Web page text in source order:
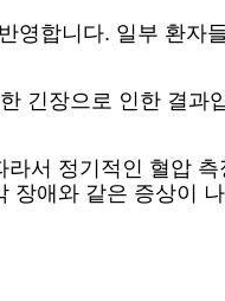
영합니다. 일부 환자
긴장으로 인한 결과
서 정기적인 혈압 측
애와 같은 증상이